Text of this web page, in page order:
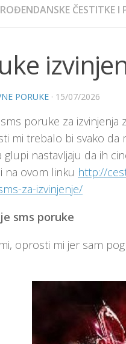
ROĐENDANSKE ČESTITKE I
PORUKE · 15/07/2026
poruke za izvinjenja
mi trebalo bi svako da
glupi nastavljaju da ih
na ovom linku http://
za-izvinjenje/
sms poruke
oprosti mi jer sam